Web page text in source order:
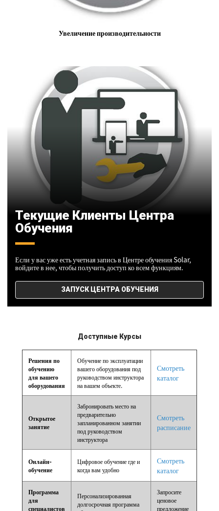
Увеличение производительности
Текущие Клиенты Центра
Обучения
Если у вас уже есть учетная запись в Центре обучения Solar,
войдите в нее, чтобы получить доступ ко всем функциям.
ЗАПУСК ЦЕНТРА ОБУЧЕНИЯ
Доступные Курсы
Решения по
обучению
для вашего
оборудования
Обучение по эксплуатации
вашего оборудования под
руководством инструктора
на вашем объекте.
Смотреть
каталог
Открытое
занятие
Забронировать место на
предварительно
запланированном занятии
под руководством
инструктора
Смотреть
расписание
Онлайн-
обучение
Цифровое обучение где и
когда вам удобно
Смотреть
каталог
Программа
для
специалистов
Персонализированная
долгосрочная программа
Запросите
ценовое
предложение